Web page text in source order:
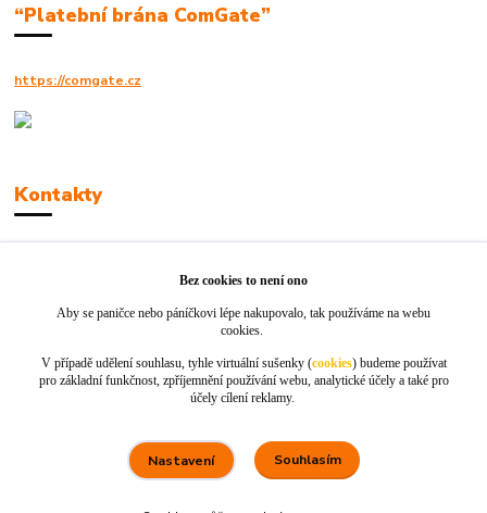
“Platební brána ComGate”
https://comgate.cz
Kontakty
info@jackie-shop.cz
Vytvořeno na Eshop-rychle.cz
Bez cookies to není ono
Aby se paničce nebo páníčkovi lépe nakupovalo, tak používáme na webu
cookies.
V případě udělení souhlasu, tyhle virtuální sušenky (cookies) budeme používat
pro základní funkčnost, zpříjemnění používání webu, analytické účely a také pro
účely cílení reklamy.
Nastavení Souhlasím